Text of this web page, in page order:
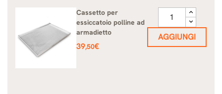
Cassetto per
essiccatoio polline ad
armadietto
Prezzo
39,50€
AGGIUNGI